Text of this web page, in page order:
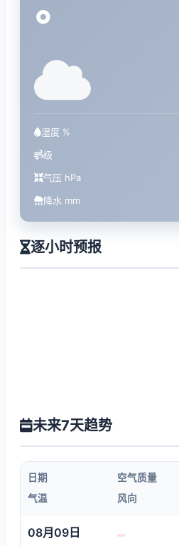
°
湿度 %
级
气压 hPa
降水 mm
逐小时预报
未来7天趋势
日期 空气质量
气温
风向
08月09日